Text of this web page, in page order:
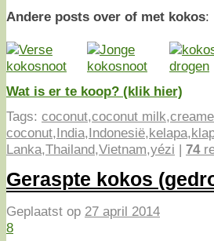
Andere posts over of met kokos:
Wat is er te koop? (klik hier)
Tags: coconut,coconut milk,
coconut,India,Indonesië,kelapa,
Lanka,Thailand,Vietnam,yézi | 74
Geraspte kokos
Geplaatst op 27 april 2014
8